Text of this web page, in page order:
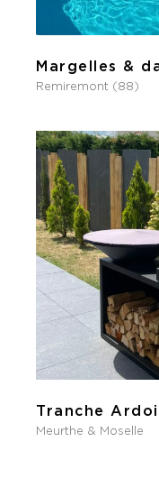
Margelles &
Remiremont (88)
Tranche
Meurthe & Moselle